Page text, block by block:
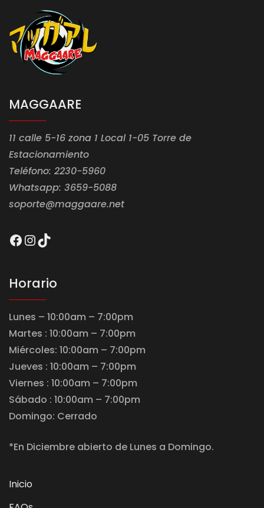
MAGGAARE
11 calle 5-16 zona 1 Local 1-05 Torre de
Estacionamiento
Teléfono: 2230-5960
Whatsapp: 3659-5088
soporte@maggaare.net
Facebook
Instagram
TikTok
Horario
Lunes – 10:00am – 7:00pm
Martes : 10:00am – 7:00pm
Miércoles: 10:00am – 7:00pm
Jueves : 10:00am – 7:00pm
Viernes : 10:00am – 7:00pm
Sábado : 10:00am – 7:00pm
Domingo: Cerrado
*En Diciembre abierto de Lunes a Domingo.
Inicio